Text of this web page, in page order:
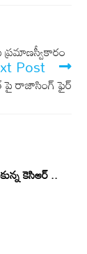
ప్రమాణస్వీకారం
Post
పై రాజాసింగ్ ఫైర్
కెసిఆర్ ..